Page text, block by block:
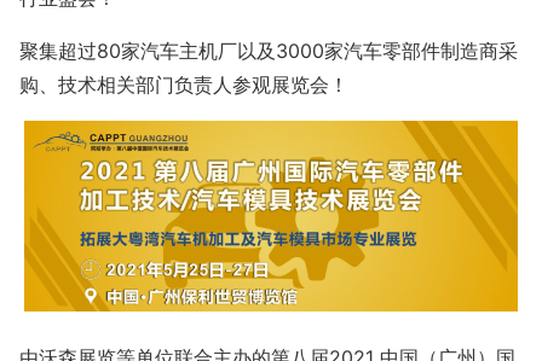
聚集超过80家汽车主机厂以及3000家汽车零部件制造商采
购、技术相关部门负责人参观展览会！